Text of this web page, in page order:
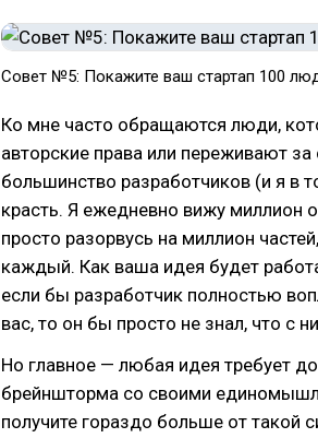
Совет №5: Покажите ваш стартап 100
Ко мне часто обращаются люди,
авторские права или переживают
большинство разработчиков (и я в
красть. Я ежедневно вижу миллион
просто разорвусь на миллион
каждый. Как ваша идея будет
если бы разработчик полностью
вас, то он бы просто не знал, что с
Но главное — любая идея требует
брейншторма со своими
получите гораздо больше от такой